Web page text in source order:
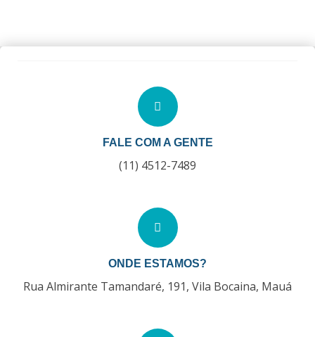
FALE COM A GENTE
(11) 4512-7489
ONDE ESTAMOS?
Rua Almirante Tamandaré, 191, Vila Bocaina, Mauá